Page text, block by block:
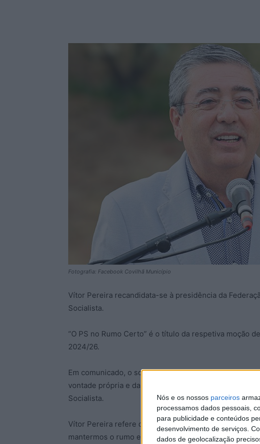
Nós e os nossos parceiros
processamos dados pessoais,
para publicidade e conteúdos
desenvolvimento de serviços.
dados de geolocalização
Fotografia: Facebook Covilhã Município
Vítor Pereira recandidata-se à presidência da
Socialista.
“O PS no Rumo Certo” é o título da respetiva moção
2024/26.
Em comunicado, o socialista explica que esta é “uma
vontade própria e da interpretação da vontade dos
Socialista.
Vítor Pereira refere que se apresenta aos militantes
mantermos o rumo e unirmos esforços em torno das